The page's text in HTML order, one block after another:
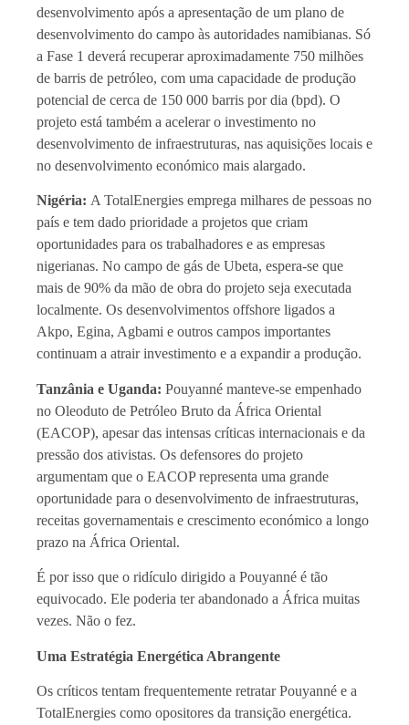
desenvolvimento após a apresentação de um plano de
desenvolvimento do campo às autoridades namibianas. Só
a Fase 1 deverá recuperar aproximadamente 750 milhões
de barris de petróleo, com uma capacidade de produção
potencial de cerca de 150 000 barris por dia (bpd). O
projeto está também a acelerar o investimento no
desenvolvimento de infraestruturas, nas aquisições locais e
no desenvolvimento económico mais alargado.
Nigéria: A TotalEnergies emprega milhares de pessoas no
país e tem dado prioridade a projetos que criam
oportunidades para os trabalhadores e as empresas
nigerianas. No campo de gás de Ubeta, espera-se que
mais de 90% da mão de obra do projeto seja executada
localmente. Os desenvolvimentos offshore ligados a
Akpo, Egina, Agbami e outros campos importantes
continuam a atrair investimento e a expandir a produção.
Tanzânia e Uganda: Pouyanné manteve-se empenhado
no Oleoduto de Petróleo Bruto da África Oriental
(EACOP), apesar das intensas críticas internacionais e da
pressão dos ativistas. Os defensores do projeto
argumentam que o EACOP representa uma grande
oportunidade para o desenvolvimento de infraestruturas,
receitas governamentais e crescimento económico a longo
prazo na África Oriental.
É por isso que o ridículo dirigido a Pouyanné é tão
equivocado. Ele poderia ter abandonado a África muitas
vezes. Não o fez.
Uma Estratégia Energética Abrangente
Os críticos tentam frequentemente retratar Pouyanné e a
TotalEnergies como opositores da transição energética.